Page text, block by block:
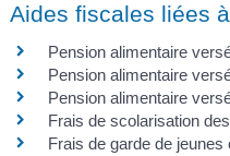
Aides fiscales liées
Pension alimentaire
Pension alimentaire
Pension alimentaire
Frais de scolarisation
Frais de garde de